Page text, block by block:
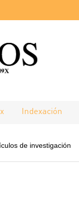
Indexación
de investigación